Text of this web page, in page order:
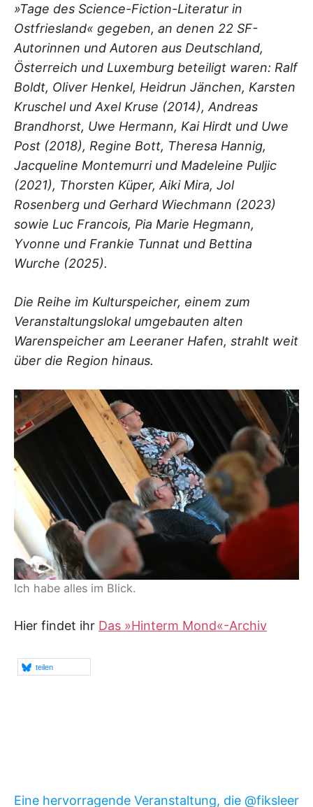
»Tage des Science-Fiction-Literatur in
Ostfriesland« gegeben, an denen 22 SF-
Autorinnen und Autoren aus Deutschland,
Österreich und Luxemburg beteiligt waren: Ralf
Boldt, Oliver Henkel, Heidrun Jänchen, Karsten
Kruschel und Axel Kruse (2014), Andreas
Brandhorst, Uwe Hermann, Kai Hirdt und Uwe
Post (2018), Regine Bott, Theresa Hannig,
Jacqueline Montemurri und Madeleine Puljic
(2021), Thorsten Küper, Aiki Mira, Jol
Rosenberg und Gerhard Wiechmann (2023)
sowie Luc Francois, Pia Marie Hegmann,
Yvonne und Frankie Tunnat und Bettina
Wurche (2025).
Die Reihe im Kulturspeicher, einem zum
Veranstaltungslokal umgebauten alten
Warenspeicher am Leeraner Hafen, strahlt weit
über die Region hinaus.
Ich habe alles im Blick.
Hier findet ihr Das »Hinterm Mond«-Archiv
teilen
Eine hervorragende Veranstaltung, die @fiksleer